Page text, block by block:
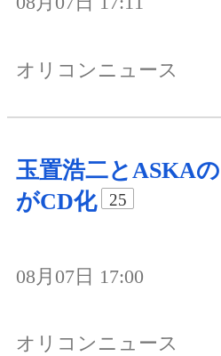
オリコンニュース
玉置浩二とASKA
がCD化
25
08月07日 17:00
オリコンニュース